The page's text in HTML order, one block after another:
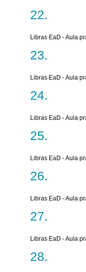
Libras EaD - Aula
Libras EaD - Aula
Libras EaD - Aula
Libras EaD - Aula
Libras EaD - Aula
Libras EaD - Aula